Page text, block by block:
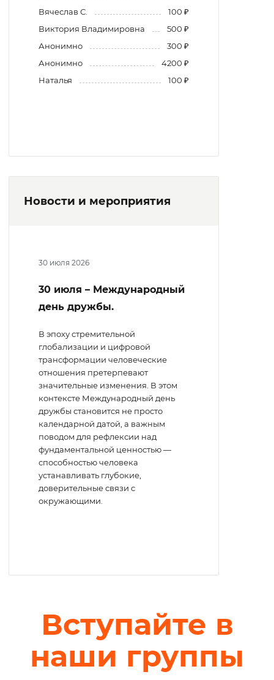
Вячеслав С.
100 ₽
Виктория Владимировна
500 ₽
Анонимно
300 ₽
Анонимно
4200 ₽
Наталья
100 ₽
Новости и мероприятия
30 июля 2026
30 июля – Международный
день дружбы.
В эпоху стремительной
глобализации и цифровой
трансформации человеческие
отношения претерпевают
значительные изменения. В этом
контексте Международный день
дружбы становится не просто
календарной датой, а важным
поводом для рефлексии над
фундаментальной ценностью —
способностью человека
устанавливать глубокие,
доверительные связи с
окружающими.
Вступайте в
наши группы